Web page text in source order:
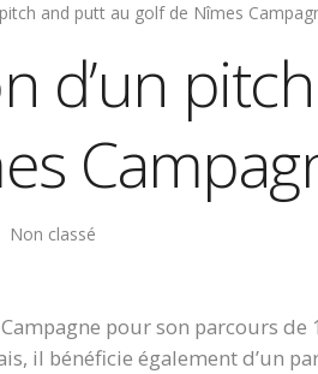
and putt au golf de Nîmes
d’un
Non classé
pour son parcours
il bénéficie également d’un